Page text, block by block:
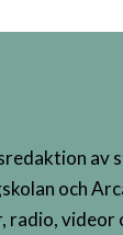
av
och
radio, videor